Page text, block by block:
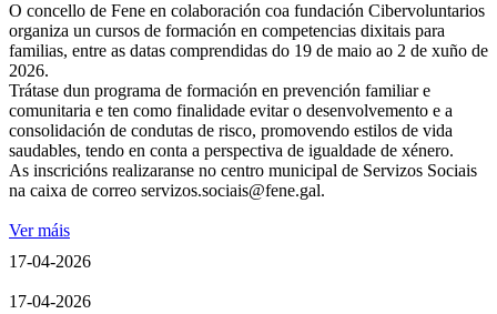
O concello de Fene en colaboración coa fundación Cibervoluntarios
organiza un cursos de formación en competencias dixitais para
familias, entre as datas comprendidas do 19 de maio ao 2 de xuño de
2026.
Trátase dun programa de formación en prevención familiar e
comunitaria e ten como finalidade evitar o desenvolvemento e a
consolidación de condutas de risco, promovendo estilos de vida
saudables, tendo en conta a perspectiva de igualdade de xénero.
As inscricións realizaranse no centro municipal de Servizos Sociais
na caixa de correo servizos.sociais@fene.gal.
Ver máis
17-04-2026
17-04-2026